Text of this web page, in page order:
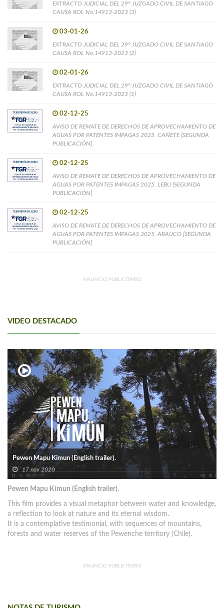
EXTRACTO JUDICIAL DEL 29° JUZGADO CIVIL DE SANTIAGO
CAUSA ROL No.14913-2023 (3)
03-01-26
EXTRACTO JUDICIAL DEL 29° JUZGADO CIVIL DE SANTIAGO
CAUSA ROL No.14913-2023 (2)
02-01-26
EXTRACTO JUDICIAL DEL 29° JUZGADO CIVIL DE SANTIAGO
CAUSA ROL No.14913-2023 (1)
02-12-25
AVISO DE REMATE DE DERECHOS DE APROVECHAMIENTO DE
AGUAS POR PATENTES IMPAGAS 2025, CAÑETE [SEGUNDA
PUBLICACIÓN]
02-12-25
AVISO DE REMATE DE DERECHOS DE APROVECHAMIENTO DE
AGUAS POR PATENTES IMPAGAS 2025, LEBU [SEGUNDA
PUBLICACIÓN]
02-12-25
AVISO DE REMATE DE DERECHOS DE APROVECHAMIENTO DE
AGUAS POR PATENTES IMPAGAS 2025, ARAUCO [SEGUNDA
PUBLICACIÓN]
ANUNCIO PUBLICITARIO
VIDEO DESTACADO
Pewen Mapu Kimun (English trailer).
17 nov 2020
Pewen Mapu Kimun (English trailer).
This film provides a visual metaphor between water and knowledge,
a reflection to look at nature and its eternal wisdom.
It is a contemplative testimonial, with sequences of mountains,
forests and water reserves of the Pewenche territory (Chile).
ANUNCIO PUBLICITARIO